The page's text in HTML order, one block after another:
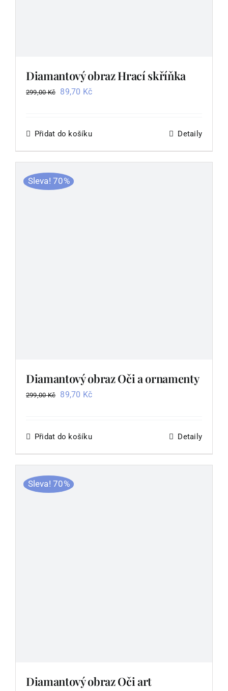
Diamantový obraz Hrací skříňka
299,00Kč
Původní
299,00 Kč.
89,70 KčAktuální
89,70 Kč.
Přidat do košíku Detaily
Sleva! 70%
Diamantový obraz Oči a ornamenty
299,00Kč
Původní
299,00 Kč.
89,70 KčAktuální
89,70 Kč.
Přidat do košíku Detaily
Sleva! 70%
Diamantový obraz Oči art